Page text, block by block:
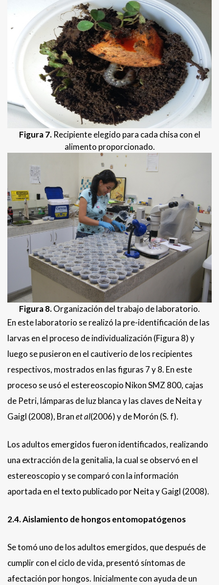
Figura 7.Recipiente elegido para cada chisa con el
alimento proporcionado.
Figura 8.Organización del trabajo de laboratorio.
En este laboratorio se realizó la pre-identificación de las
larvas en el proceso de individualización (Figura 8) y
luego se pusieron en el cautiverio de los recipientes
respectivos, mostrados en las figuras 7 y 8. En este
proceso se usó el estereoscopio Nikon SMZ 800, cajas
de Petri, lámparas de luz blanca y las claves de Neita y
Gaigl (2008), Branet al(2006) y de Morón (S. f).
Los adultos emergidos fueron identificados, realizando
una extracción de la genitalia, la cual se observó en el
estereoscopio y se comparó con la información
aportada en el texto publicado por Neita y Gaigl (2008).
2.4. Aislamiento de hongos entomopatógenos
Se tomó uno de los adultos emergidos, que después de
cumplir con el ciclo de vida, presentó síntomas de
afectación por hongos. Inicialmente con ayuda de un